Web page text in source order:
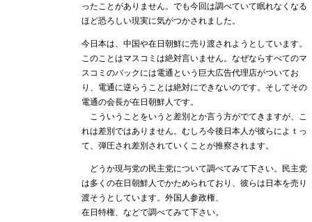
ったことがありません。でも今回は調べていて眠れなくなる
ほど恐ろしい現実に気がつかされました。
今日本は、中国や在日朝鮮に売り渡されようとしています。
このことはマスコミは絶対言いません。なぜならすべてのマ
スコミのバックには電通という巨大広告代理店がついてお
り、電通に逆らうことは絶対にできないのです。そしてその
電通の会長が在日朝鮮人です。
こういうことをいうと差別とか言う方がでてきますが、こ
れは差別ではありません。むしろ今後日本人が彼らによｔっ
て、弾圧され差別されていくことが推察されます。
どうか現与党の民主党について調べてみて下さい。民主党
は多くの在日朝鮮人でかためられており、彼らは日本を売り
渡そうとしています。外国人参政権、
在日特権、などで調べてみて下さい。